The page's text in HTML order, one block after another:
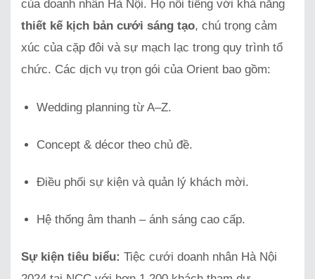
của doanh nhân Hà Nội. Họ nổi tiếng với khả năng
thiết kế kịch bản cưới sáng tạo, chú trọng cảm
xúc của cặp đôi và sự mạch lạc trong quy trình tổ
chức. Các dịch vụ trọn gói của Orient bao gồm:
Wedding planning từ A–Z.
Concept & décor theo chủ đề.
Điều phối sự kiện và quản lý khách mời.
Hệ thống âm thanh – ánh sáng cao cấp.
Sự kiện tiêu biểu: Tiệc cưới doanh nhân Hà Nội